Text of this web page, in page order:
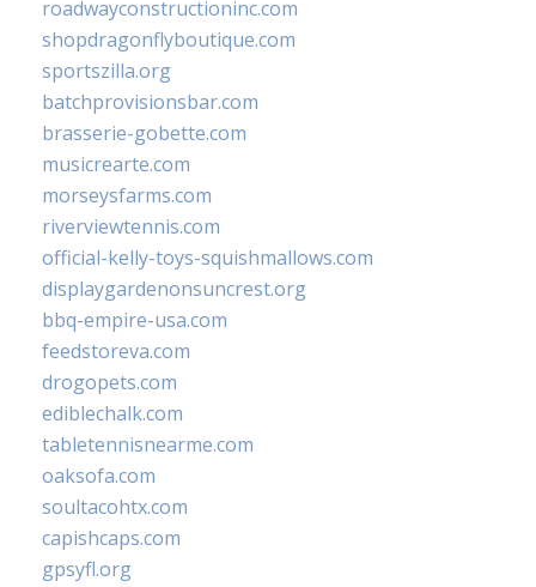
roadwayconstructioninc.com
shopdragonflyboutique.com
sportszilla.org
batchprovisionsbar.com
brasserie-gobette.com
musicrearte.com
morseysfarms.com
riverviewtennis.com
official-kelly-toys-squishmallows.com
displaygardenonsuncrest.org
bbq-empire-usa.com
feedstoreva.com
drogopets.com
ediblechalk.com
tabletennisnearme.com
oaksofa.com
soultacohtx.com
capishcaps.com
gpsyfl.org